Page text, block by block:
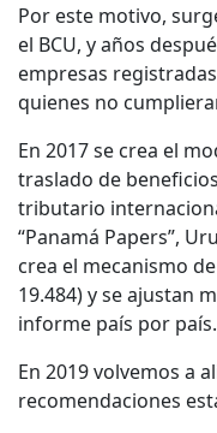
Por este motivo,
el BCU, y años
empresas
quienes no
En 2017 se crea el
traslado de
tributario
“Panamá Papers”,
crea el mecanismo
19.484) y se ajustan
informe país por país.
En 2019 volvemos a
recomendaciones